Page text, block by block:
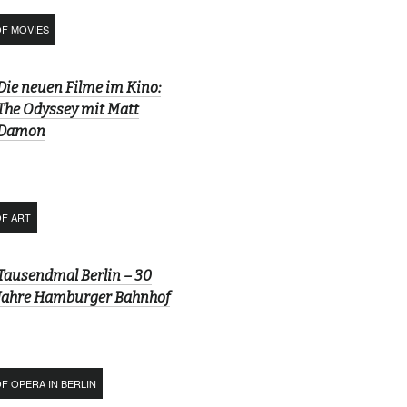
MOVIES
neuen Filme im Kino:
Odyssey mit Matt
ART
Berlin – 30
Hamburger Bahnhof
OPERA IN BERLIN